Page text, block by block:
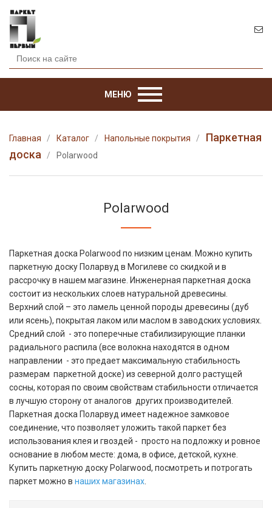
МЕНЮ
Главная Каталог Напольные покрытия
Паркетная
доска
Polarwood
Polarwood
Паркетная доска Polarwood по низким ценам. Можно купить
паркетную доску Поларвуд в Могилеве со скидкой и в
рассрочку в нашем магазине. Инженерная паркетная доска
состоит из нескольких слоев натуральной древесины.
Верхний слой – это ламель ценной породы древесины (дуб
или ясень), покрытая лаком или маслом в заводских условиях.
Средний слой - это поперечные стабилизирующие планки
радиального распила (все волокна находятся в одном
направлении - это предает максимальную стабильность
размерам паркетной доске) из северной долго растущей
сосны, которая по своим свойствам стабильности отличается
в лучшую сторону от аналогов других производителей.
Паркетная доска Поларвуд имеет надежное замковое
соединение, что позволяет уложить такой паркет без
использования клея и гвоздей - просто на подложку и ровное
основание в любом месте: дома, в офисе, детской, кухне.
Купить паркетную доску Polarwood, посмотреть и потрогать
паркет можно в наших магазинах